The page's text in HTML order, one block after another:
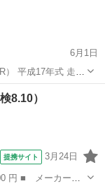
6月1日
きがあります（張
しれません） FF A/T 外装 屋根の...
8.10）
提携サイト 3月24日